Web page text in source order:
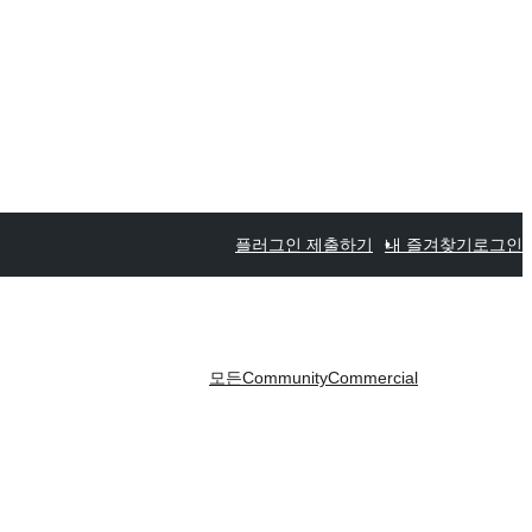
플러그인 제출하기 내 즐겨찾기 로그인
모든CommunityCommercial